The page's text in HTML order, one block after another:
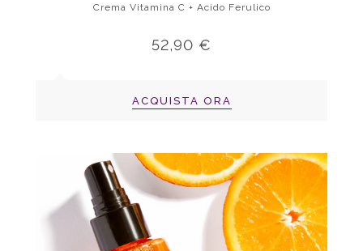
Crema Vitamina C + Acido Ferulico
52,90 €
ACQUISTA ORA